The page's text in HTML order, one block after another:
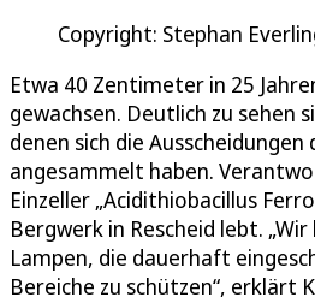
Copyright: Stephan
Etwa 40 Zentimeter in 25
gewachsen. Deutlich zu sehen
denen sich die
angesammelt haben.
Einzeller „Acidithiobacillus
Bergwerk in Rescheid lebt.
Lampen, die dauerhaft
Bereiche zu schützen“, erklärt